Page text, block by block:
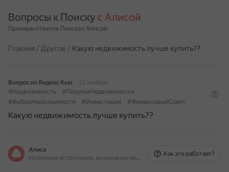
Вопросы к Поиску с Алисой
Примеры ответов Поиска с Алисой
Главная / Другое / Какую недвижимость лучше купить??
Вопрос из Яндекс Кью
22 ноября
#Недвижимость
#ПокупкаНедвижимости
#ВыборНедвижимости
#Инвестиции #ФинансовыйСовет
Какую недвижимость лучше купить??
Алиса
На основе источников, возможны неточности
Как это работает?